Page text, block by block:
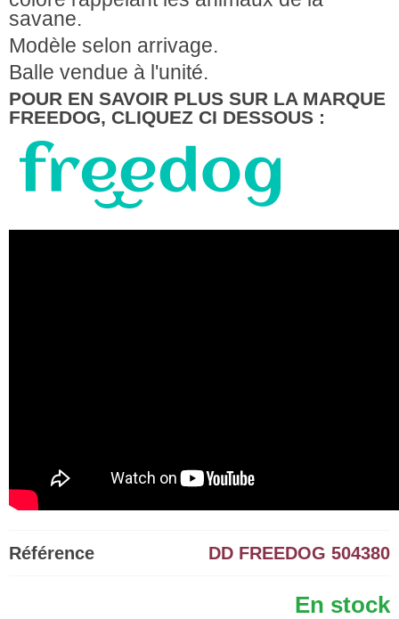
savane.
Modèle selon arrivage.
Balle vendue à l'unité.
POUR EN SAVOIR PLUS SUR LA MARQUE
FREEDOG, CLIQUEZ CI DESSOUS :
Référence DD FREEDOG 504380
En stock